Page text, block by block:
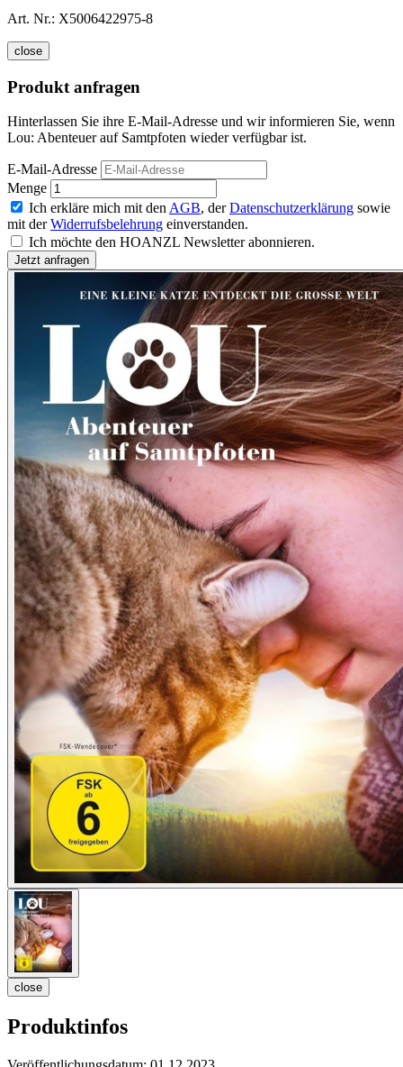
Art. Nr.: X5006422975-8
close
Produkt anfragen
Hinterlassen Sie ihre E-Mail-Adresse und wir informieren Sie, wenn
Lou: Abenteuer auf Samtpfoten wieder verfügbar ist.
E-Mail-Adresse
Menge
Ich erkläre mich mit den AGB, derDatenschutzerklärung sowie
mit derWiderrufsbelehrung einverstanden.
Ich möchte den HOANZL Newsletter abonnieren.
close
Produktinfos